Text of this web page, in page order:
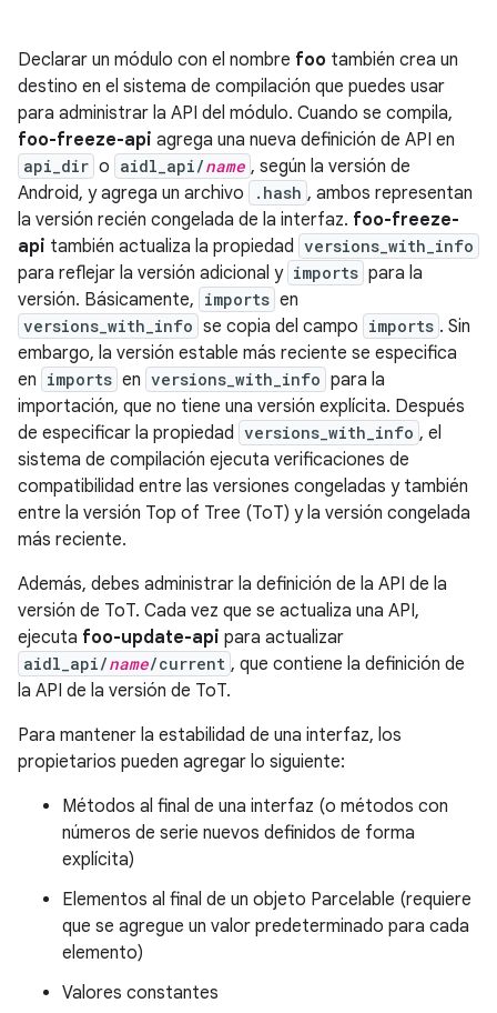
Declarar un módulo con el nombre foo también crea un
destino en el sistema de compilación que puedes usar
para administrar la API del módulo. Cuando se compila,
foo-freeze-api agrega una nueva definición de API en
api_dir o aidl_api/name , según la versión de
Android, y agrega un archivo
.hash , ambos representan
la versión recién congelada de la interfaz. foo-freeze-
api también actualiza la propiedad versions_with_info
para reflejar la versión adicional y imports para la
versión. Básicamente, imports en
versions_with_info se copia del campo imports . Sin
embargo, la versión estable más reciente se especifica
en imports en versions_with_info para la
importación, que no tiene una versión explícita. Después
de especificar la propiedad versions_with_info , el
sistema de compilación ejecuta verificaciones de
compatibilidad entre las versiones congeladas y también
entre la versión Top of Tree (ToT) y la versión congelada
más reciente.
Además, debes administrar la definición de la API de la
versión de ToT. Cada vez que se actualiza una API,
ejecuta foo-update-api para actualizar
aidl_api/name/current , que contiene la definición de
la API de la versión de ToT.
Para mantener la estabilidad de una interfaz, los
propietarios pueden agregar lo siguiente:
Métodos al final de una interfaz (o métodos con
números de serie nuevos definidos de forma
explícita)
Elementos al final de un objeto Parcelable (requiere
que se agregue un valor predeterminado para cada
elemento)
Valores constantes